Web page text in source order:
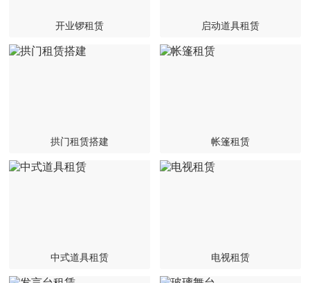
开业锣租赁 启动道具租赁
拱门租赁搭建 帐篷租赁
中式道具租赁 电视租赁